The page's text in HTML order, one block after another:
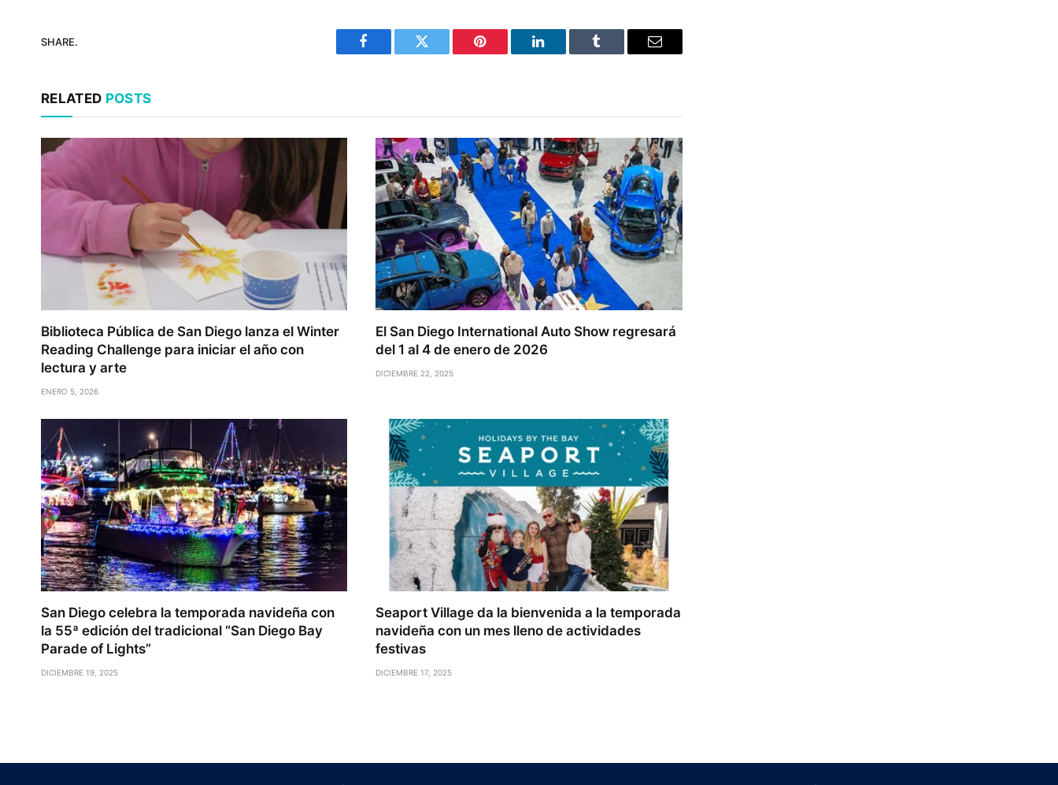
SHARE.
Facebook Twitter Pinterest LinkedIn Tumblr Email
RELATED POSTS
Biblioteca Pública de San Diego lanza el Winter
Reading Challenge para iniciar el año con
lectura y arte
ENERO 5, 2026
El San Diego International Auto Show regresará
del 1 al 4 de enero de 2026
DICIEMBRE 22, 2025
San Diego celebra la temporada navideña con
la 55ª edición del tradicional “San Diego Bay
Parade of Lights”
DICIEMBRE 19, 2025
Seaport Village da la bienvenida a la temporada
navideña con un mes lleno de actividades
festivas
DICIEMBRE 17, 2025